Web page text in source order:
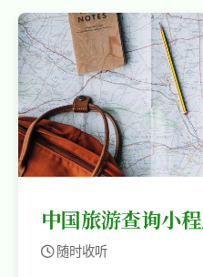
中国旅游查询小
随时收听